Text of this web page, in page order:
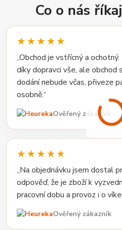
Co o nás
★★★★★
„Obchod je vstřícný a
díky dopravci vše, ale obchod
dodání nebude včas, přiveze
osobně.“
Ověřený zákazník
★★★★★
„Na objednávku jsem dostal
odpověď, že je zboží k
pracovní dobu a provoz i o
Ověřený zákazník